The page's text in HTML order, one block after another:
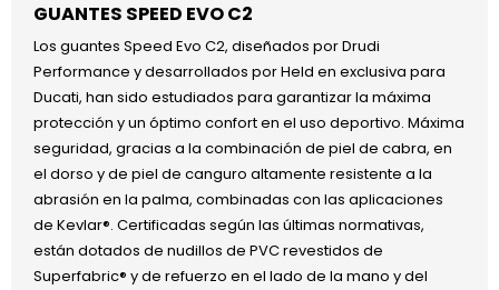
GUANTES SPEED EVO C2
Los guantes Speed Evo C2, diseñados por Drudi
Performance y desarrollados por Held en exclusiva para
Ducati, han sido estudiados para garantizar la máxima
protección y un óptimo confort en el uso deportivo. Máxima
seguridad, gracias a la combinación de piel de cabra, en
el dorso y de piel de canguro altamente resistente a la
abrasión en la palma, combinadas con las aplicaciones
de Kevlar®. Certificadas según las últimas normativas,
están dotados de nudillos de PVC revestidos de
Superfabric® y de refuerzo en el lado de la mano y del